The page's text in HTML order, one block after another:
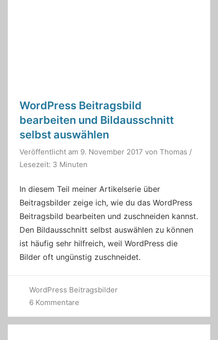
WordPress Beitragsbild
bearbeiten und Bildausschnitt
selbst auswählen
Veröffentlicht am 9. November 2017 von Thomas /
Lesezeit: 3 Minuten
In diesem Teil meiner Artikelserie über
Beitragsbilder zeige ich, wie du das WordPress
Beitragsbild bearbeiten und zuschneiden kannst.
Den Bildausschnitt selbst auswählen zu können
ist häufig sehr hilfreich, weil WordPress die
Bilder oft ungünstig zuschneidet.
WordPress Beitragsbilder
6 Kommentare